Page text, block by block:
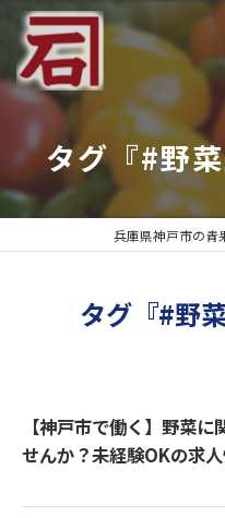
タグ『#野
兵庫県神戸市の青
タグ『#野
【神戸市で働く】野菜
せんか？未経験OKの求